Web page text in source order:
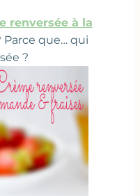
renversée à la
Parce que… qui
?